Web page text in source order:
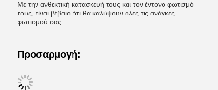
Με την ανθεκτική κατασκευή τους και τον έντονο φωτισμό
τους, είναι βέβαιο ότι θα καλύψουν όλες τις ανάγκες
φωτισμού σας.
Προσαρμογή: